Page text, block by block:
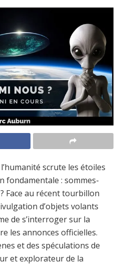
scrute les étoiles
fondamentale : sommes-
Face au récent tourbillon
d’objets volants
de s’interroger sur la
les annonces officielles.
et des spéculations de
et explorateur de la